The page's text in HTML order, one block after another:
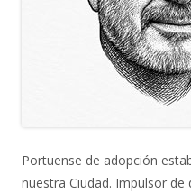
Portuense de adopción
nuestra Ciudad. Impulsor